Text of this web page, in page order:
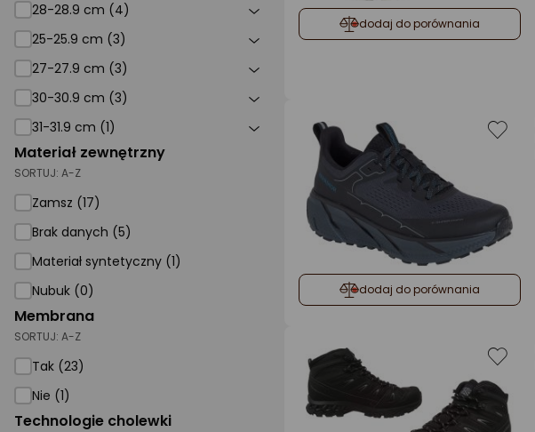
28-28.9 cm (4)
25-25.9 cm (3)
27-27.9 cm (3)
30-30.9 cm (3)
31-31.9 cm (1)
Materiał zewnętrzny
SORTUJ: A-Z
Zamsz (17)
Brak danych (5)
Materiał syntetyczny (1)
Nubuk (0)
Membrana
SORTUJ: A-Z
Tak (23)
Nie (1)
Technologie cholewki
dodaj do porównania
dodaj do porównania